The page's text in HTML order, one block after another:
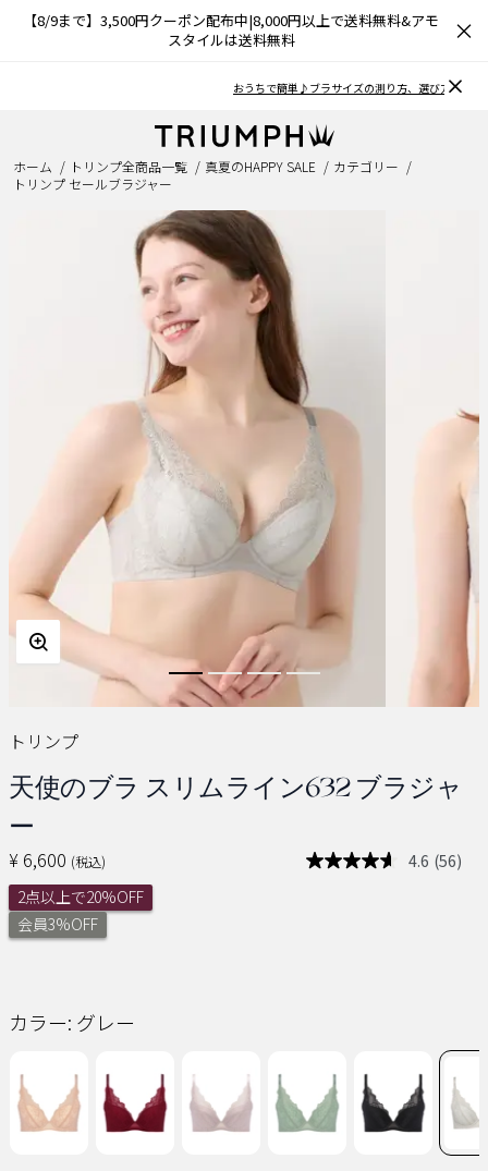
【8/9まで】3,500円クーポン配布中|8,000円以上で送料無料&アモ
スタイルは送料無料
×
ホーム トリンプ全商品一覧 真夏のHAPPY SALE
カテゴリー
トリンプ セールブラジャー
トリンプ
天使のブラ スリムライン632 ブラジャ
ー
¥ 6,600 (税込) 4.6 レ
ジ
ク。
(56)
2点以上で20%OFF
会員3%OFF
カラー: グレー